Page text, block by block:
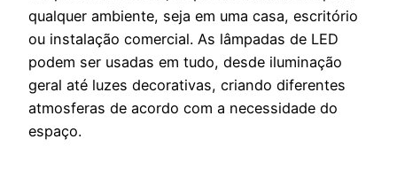
qualquer ambiente, seja em uma casa, escritório
ou instalação comercial. As lâmpadas de LED
podem ser usadas em tudo, desde iluminação
geral até luzes decorativas, criando diferentes
atmosferas de acordo com a necessidade do
espaço.